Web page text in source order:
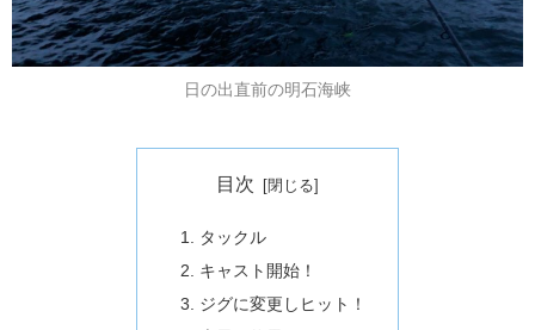
日の出直前の明石海峡
目次
タックル
キャスト開始！
ジグに変更しヒット！